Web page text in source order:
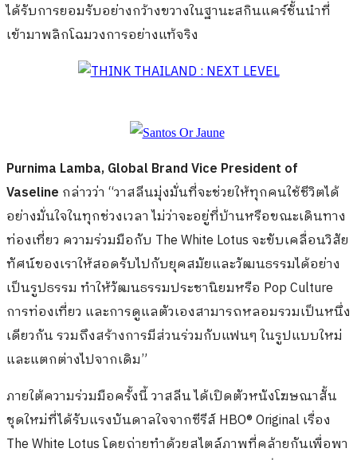
ได้รับการยอมรับอย่างกว้างขวางในฐานะสกินแคร์ชั้นนำที่
เข้ามาพลิกโฉมวงการอย่างแท้จริง
Purnima Lamba, Global Brand Vice President of
Vaseline กล่าวว่า “วาสลีนมุ่งมั่นที่จะช่วยให้ทุกคนใช้ชีวิตได้
อย่างมั่นใจในทุกช่วงเวลา ไม่ว่าจะอยู่ที่บ้านหรือขณะเดินทาง
ท่องเที่ยว ความร่วมมือกับ The White Lotus จะขับเคลื่อนวิสัย
ทัศน์ของเราให้สอดรับไปกับยุคสมัยและวัฒนธรรมได้อย่าง
เป็นรูปธรรม ทำให้วัฒนธรรมประชานิยมหรือ Pop Culture
การท่องเที่ยว และการดูแลตัวเองสามารถหลอมรวมเป็นหนึ่ง
เดียวกัน รวมถึงสร้างการมีส่วนร่วมกับแฟนๆ ในรูปแบบใหม่
และแตกต่างไปจากเดิม”
ภายใต้ความร่วมมือครั้งนี้ วาสลีน ได้เปิดตัวหนังโฆษณาสั้น
ชุดใหม่ที่ได้รับแรงบันดาลใจจากซีรีส์ HBO® Original เรื่อง
The White Lotus โดยถ่ายทำด้วยสไตล์ภาพที่คล้ายกันเพื่อพา